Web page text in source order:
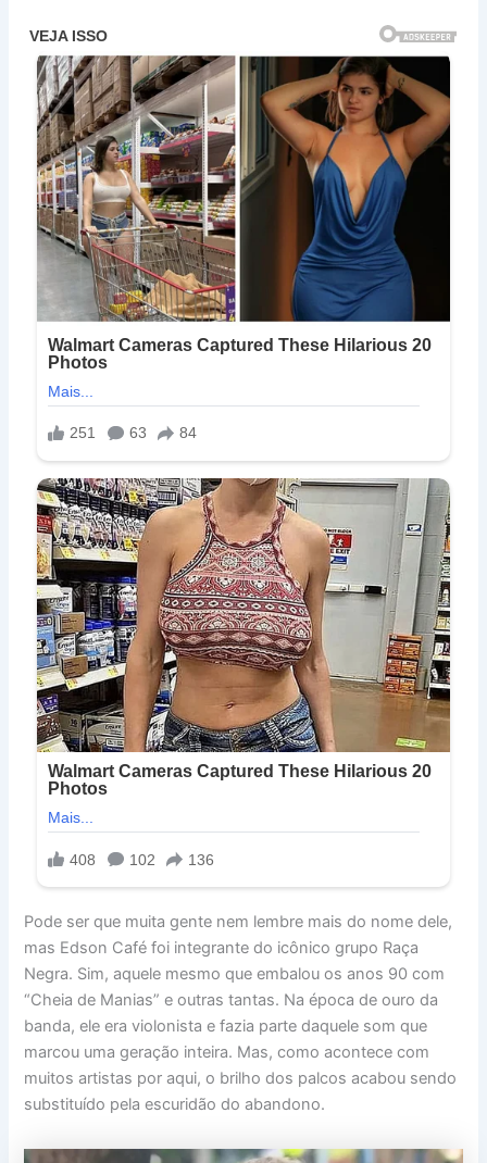
Pode ser que muita gente nem lembre mais do nome dele,
mas Edson Café foi integrante do icônico grupo Raça
Negra. Sim, aquele mesmo que embalou os anos 90 com
“Cheia de Manias” e outras tantas. Na época de ouro da
banda, ele era violonista e fazia parte daquele som que
marcou uma geração inteira. Mas, como acontece com
muitos artistas por aqui, o brilho dos palcos acabou sendo
substituído pela escuridão do abandono.